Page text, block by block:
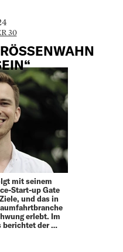
30
mit seinem
Start-up Gate
und das in
erlebt. Im
berichtet der …